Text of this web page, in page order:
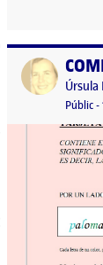
sintético,
Publicat per
Úrsula
Públic-